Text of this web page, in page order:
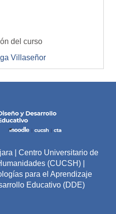
del curso
Villaseñor
| Centro Universitario de
(CUCSH) |
para el Aprendizaje
Educativo (DDE)